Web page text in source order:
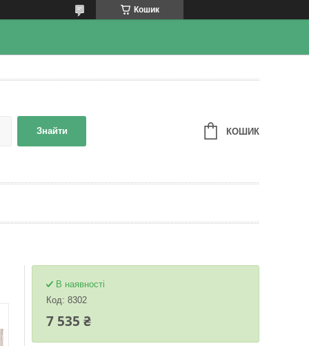
Кошик
Знайти КОШИК
В наявності
Код: 8302
7 535 ₴